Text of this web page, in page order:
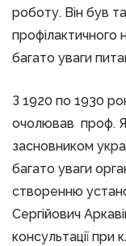
роботу. Він був
профілактичного
багато уваги
З 1920 по 1930
очолював проф.
засновником
багато уваги
створенню
Сергійович
консультації при